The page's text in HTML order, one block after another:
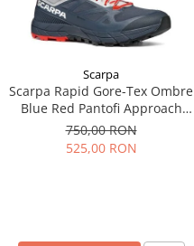
Scarpa
Scarpa Rapid Gore-Tex Ombre
Blue Red Pantofi Approach
Barbati
750,00 RON
525,00 RON